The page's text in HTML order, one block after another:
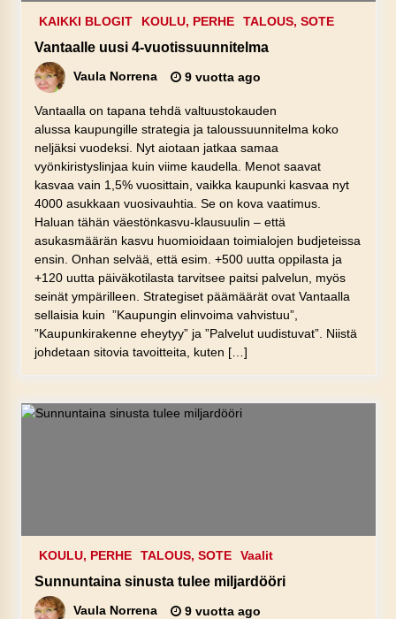
KAIKKI BLOGIT KOULU, PERHE TALOUS, SOTE
Vantaalle uusi 4-vuotissuunnitelma
Vaula Norrena 9 vuotta ago
Vantaalla on tapana tehdä valtuustokauden
alussa kaupungille strategia ja taloussuunnitelma koko
neljäksi vuodeksi. Nyt aiotaan jatkaa samaa
vyönkiristyslinjaa kuin viime kaudella. Menot saavat
kasvaa vain 1,5% vuosittain, vaikka kaupunki kasvaa nyt
4000 asukkaan vuosivauhtia. Se on kova vaatimus.
Haluan tähän väestönkasvu-klausuulin – että
asukasmäärän kasvu huomioidaan toimialojen budjeteissa
ensin. Onhan selvää, että esim. +500 uutta oppilasta ja
+120 uutta päiväkotilasta tarvitsee paitsi palvelun, myös
seinät ympärilleen. Strategiset päämäärät ovat Vantaalla
sellaisia kuin ”Kaupungin elinvoima vahvistuu”,
”Kaupunkirakenne eheytyy” ja ”Palvelut uudistuvat”. Niistä
johdetaan sitovia tavoitteita, kuten […]
KOULU, PERHE TALOUS, SOTE Vaalit
Sunnuntaina sinusta tulee miljardööri
Vaula Norrena 9 vuotta ago